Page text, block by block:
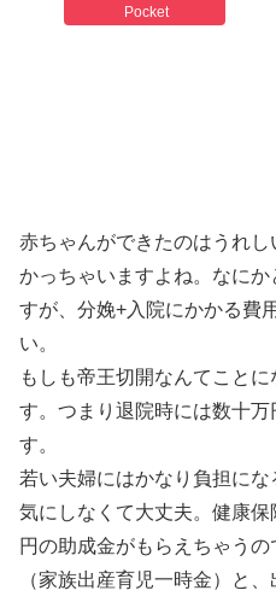
Pocket
赤ちゃんができたのはうれ
かっちゃいますよね。なに
すが、分娩+入院にかかる費
い。
もしも帝王切開なんてこと
す。つまり退院時には数十
す。
若い夫婦にはかなり負担に
気にしなくて大丈夫。健康
円の助成金がもらえちゃう
（家族出産育児一時金）と、